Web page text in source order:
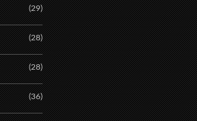
(29)
(28)
(28)
(36)